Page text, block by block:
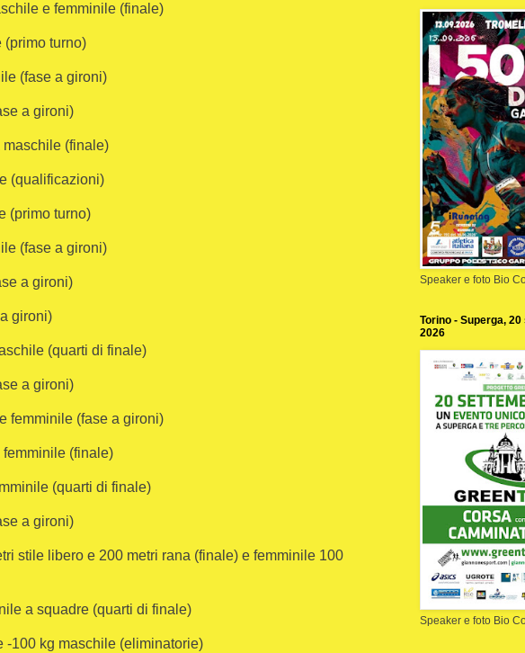
e femminile (finale)
(primo turno)
(fase a gironi)
a gironi)
(finale)
(qualificazioni)
(primo turno)
(fase a gironi)
a gironi)
gironi)
(quarti di finale)
a gironi)
femminile (fase a gironi)
(finale)
(quarti di finale)
a gironi)
stile libero e 200 metri rana (finale) e femminile 100
a squadre (quarti di finale)
-100 kg maschile (eliminatorie)
Speaker e foto Bio
Torino - Superga,
2026
Speaker e foto Bio